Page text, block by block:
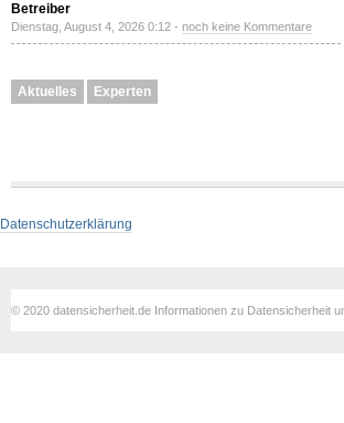
Betreiber
Dienstag, August 4, 2026 0:12 - noch keine Kommentare
Aktuelles Experten
Datenschutzerklärung
© 2020 datensicherheit.de Informationen zu Datensicherheit